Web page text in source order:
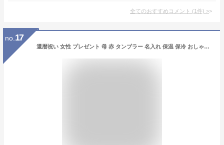
全てのおすすめコメント (1件) >
no. 17
還暦祝い 女性 プレゼント 母 赤 タンブラー 名入れ 保温 保冷 おしゃれ【 カラー 真空断熱 ステンレス 日本語Ver 】 ギフト 彼女 母親 誕生日プレゼント 退職祝い 60歳 お祝い 還暦 義母 60代 祖母 50代 70歳 77歳 退職 古希 祝い 喜寿 FLEGRE 母の日